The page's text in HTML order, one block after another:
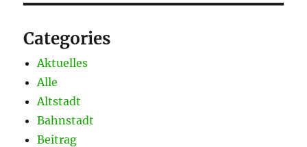
Categories
Aktuelles
Alle
Altstadt
Bahnstadt
Beitrag